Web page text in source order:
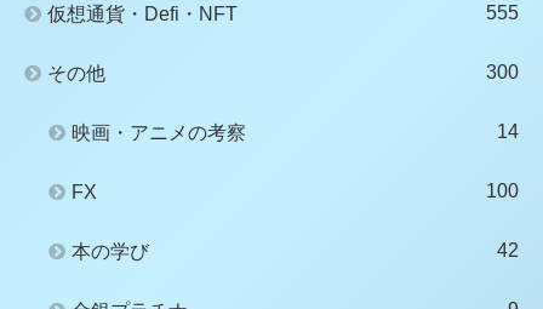
仮想通貨・Defi・NFT 555
その他 300
映画・アニメの考察 14
FX 100
本の学び 42